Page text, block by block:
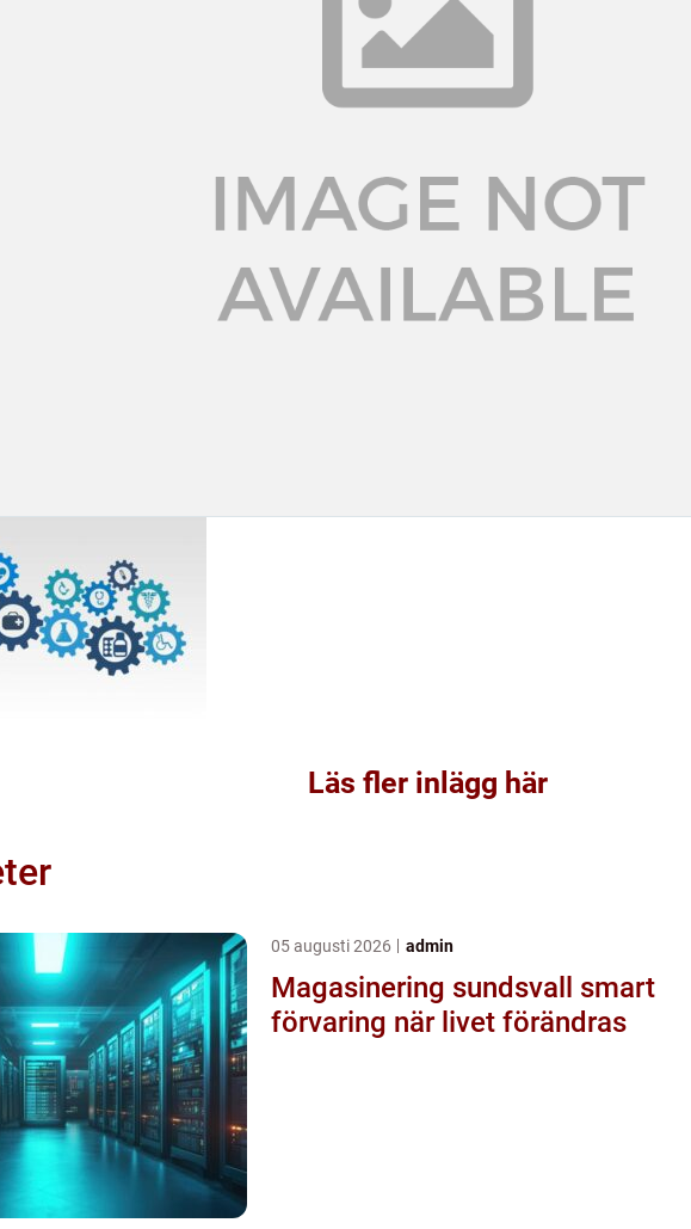
Läs fler inlägg här
05 augusti 2026 admin
Magasinering sundsvall smart
förvaring när livet förändras